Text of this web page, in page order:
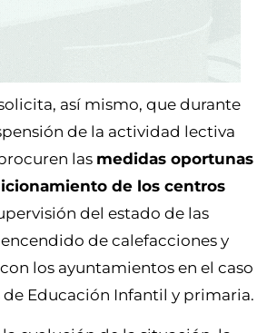
así mismo, que durante
de la actividad lectiva
las medidas oportunas
de los centros
del estado de las
de calefacciones y
los ayuntamientos en el caso
de Educación Infantil y primaria.